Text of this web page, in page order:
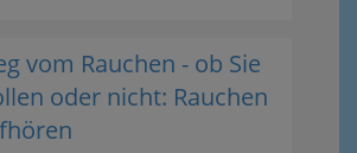
vom Rauchen - ob Sie
oder nicht: Rauchen